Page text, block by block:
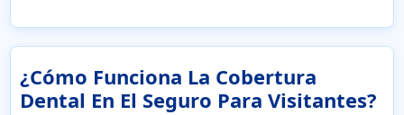
¿Cómo Funciona La Cobertura
Dental En El Seguro Para Visitantes?